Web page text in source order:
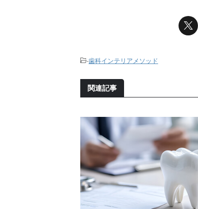
-歯科インテリアメソッド
関連記事